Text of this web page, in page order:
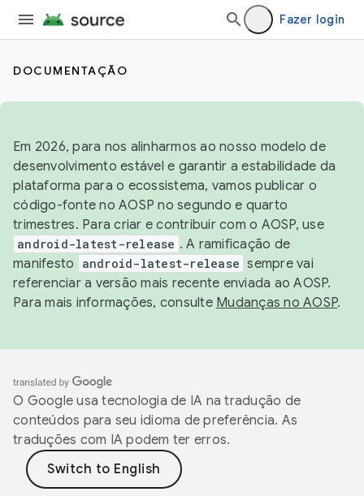
Fazer login
DOCUMENTAÇÃO
Em 2026, para nos alinharmos ao nosso modelo de
desenvolvimento estável e garantir a estabilidade da
plataforma para o ecossistema, vamos publicar o
código-fonte no AOSP no segundo e quarto
trimestres. Para criar e contribuir com o AOSP, use
android-latest-release . A ramificação de
manifesto
android-latest-release sempre vai
referenciar a versão mais recente enviada ao AOSP.
Para mais informações, consulte Mudanças no AOSP.
O Google usa tecnologia de IA na tradução de
conteúdos para seu idioma de preferência. As
traduções com IA podem ter erros.